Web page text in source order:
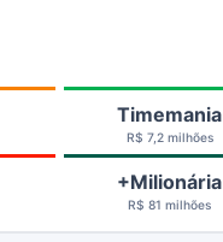
Timemania
R$ 7,2 milhões
+Milionária
R$ 81 milhões